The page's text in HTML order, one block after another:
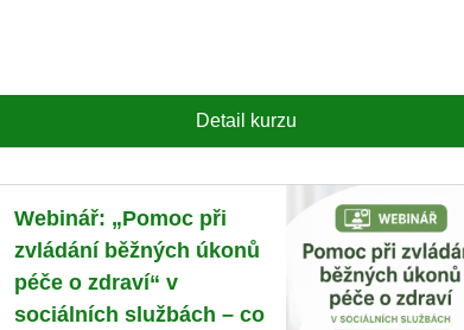
Detail kurzu
Webinář: „Pomoc při
zvládání běžných úkonů
péče o zdraví“ v
sociálních službách – co